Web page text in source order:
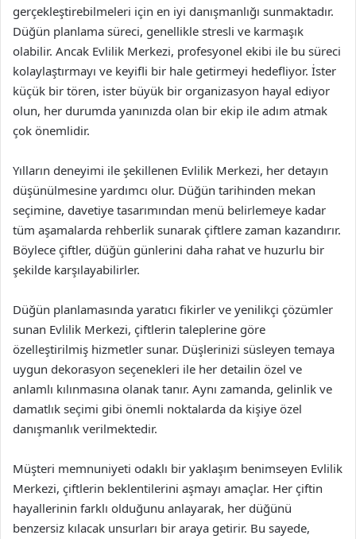
gerçekleştirebilmeleri için en iyi danışmanlığı sunmaktadır.
Düğün planlama süreci, genellikle stresli ve karmaşık
olabilir. Ancak Evlilik Merkezi, profesyonel ekibi ile bu süreci
kolaylaştırmayı ve keyifli bir hale getirmeyi hedefliyor. İster
küçük bir tören, ister büyük bir organizasyon hayal ediyor
olun, her durumda yanınızda olan bir ekip ile adım atmak
çok önemlidir.
Yılların deneyimi ile şekillenen Evlilik Merkezi, her detayın
düşünülmesine yardımcı olur. Düğün tarihinden mekan
seçimine, davetiye tasarımından menü belirlemeye kadar
tüm aşamalarda rehberlik sunarak çiftlere zaman kazandırır.
Böylece çiftler, düğün günlerini daha rahat ve huzurlu bir
şekilde karşılayabilirler.
Düğün planlamasında yaratıcı fikirler ve yenilikçi çözümler
sunan Evlilik Merkezi, çiftlerin taleplerine göre
özelleştirilmiş hizmetler sunar. Düşlerinizi süsleyen temaya
uygun dekorasyon seçenekleri ile her detailin özel ve
anlamlı kılınmasına olanak tanır. Aynı zamanda, gelinlik ve
damatlık seçimi gibi önemli noktalarda da kişiye özel
danışmanlık verilmektedir.
Müşteri memnuniyeti odaklı bir yaklaşım benimseyen Evlilik
Merkezi, çiftlerin beklentilerini aşmayı amaçlar. Her çiftin
hayallerinin farklı olduğunu anlayarak, her düğünü
benzersiz kılacak unsurları bir araya getirir. Bu sayede,